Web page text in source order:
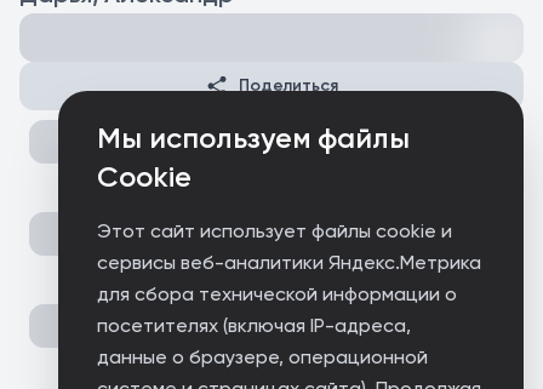
Мы используем файлы
Cookie
Этот сайт использует файлы cookie и
сервисы веб-аналитики Яндекс.Метрика
для сбора технической информации о
посетителях (включая IP-адреса,
данные о браузере, операционной
Поделиться